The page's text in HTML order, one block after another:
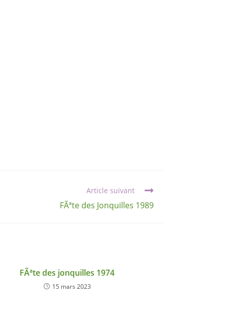
Article suivant
FÃªte des Jonquilles 1989
FÃªte des jonquilles 1974
15 mars 2023